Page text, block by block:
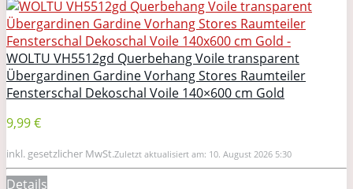
WOLTU VH5512gd Querbehang Voile transparent
Übergardinen Gardine Vorhang Stores Raumteiler
Fensterschal Dekoschal Voile 140×600 cm Gold
9,99 €
inkl. gesetzlicher MwSt.Zuletzt aktualisiert am: 10. August 2026 5:30
Details